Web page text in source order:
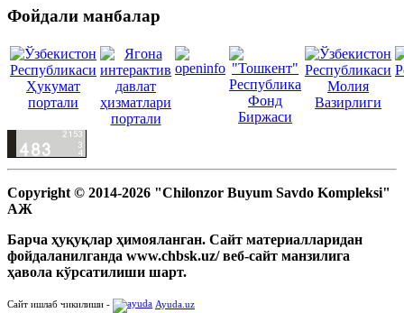
Фойдали манбалар
Copyright © 2014-2026 "Chilonzor Buyum Savdo Kompleksi"
АЖ
Барча ҳуқуқлар ҳимояланган. Сайт материалларидан
фойдаланилганда www.chbsk.uz/ веб-сайт манзилига
ҳавола кўрсатилиши шарт.
Сайт ишлаб чикилиши - Ayuda.uz